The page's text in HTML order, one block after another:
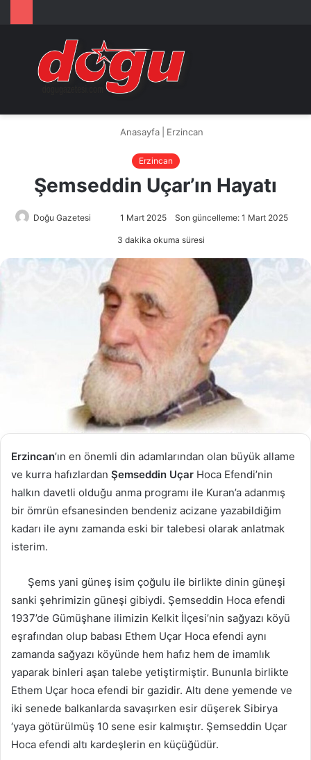
Arama
...
Anasayfa Erzincan
Erzincan
Şemseddin Uçar’ın Hayatı
Doğu Gazetesi
göndermek
1 Mart 2025 Son güncelleme: 1 Mart 2025
3 dakika okuma süresi
Erzincan’ın en önemli din adamlarından olan büyük allame
ve kurra hafızlardan Şemseddin Uçar Hoca Efendi’nin
halkın davetli olduğu anma programı ile Kuran’a adanmış
bir ömrün efsanesinden bendeniz acizane yazabildiğim
kadarı ile aynı zamanda eski bir talebesi olarak anlatmak
isterim.
Şems yani güneş isim çoğulu ile birlikte dinin güneşi
sanki şehrimizin güneşi gibiydi. Şemseddin Hoca efendi
1937’de Gümüşhane ilimizin Kelkit İlçesi’nin sağyazı köyü
eşrafından olup babası Ethem Uçar Hoca efendi aynı
zamanda sağyazı köyünde hem hafız hem de imamlık
yaparak binleri aşan talebe yetiştirmiştir. Bununla birlikte
Ethem Uçar hoca efendi bir gazidir. Altı dene yemende ve
iki senede balkanlarda savaşırken esir düşerek Sibirya
‘yaya götürülmüş 10 sene esir kalmıştır. Şemseddin Uçar
Hoca efendi altı kardeşlerin en küçüğüdür.